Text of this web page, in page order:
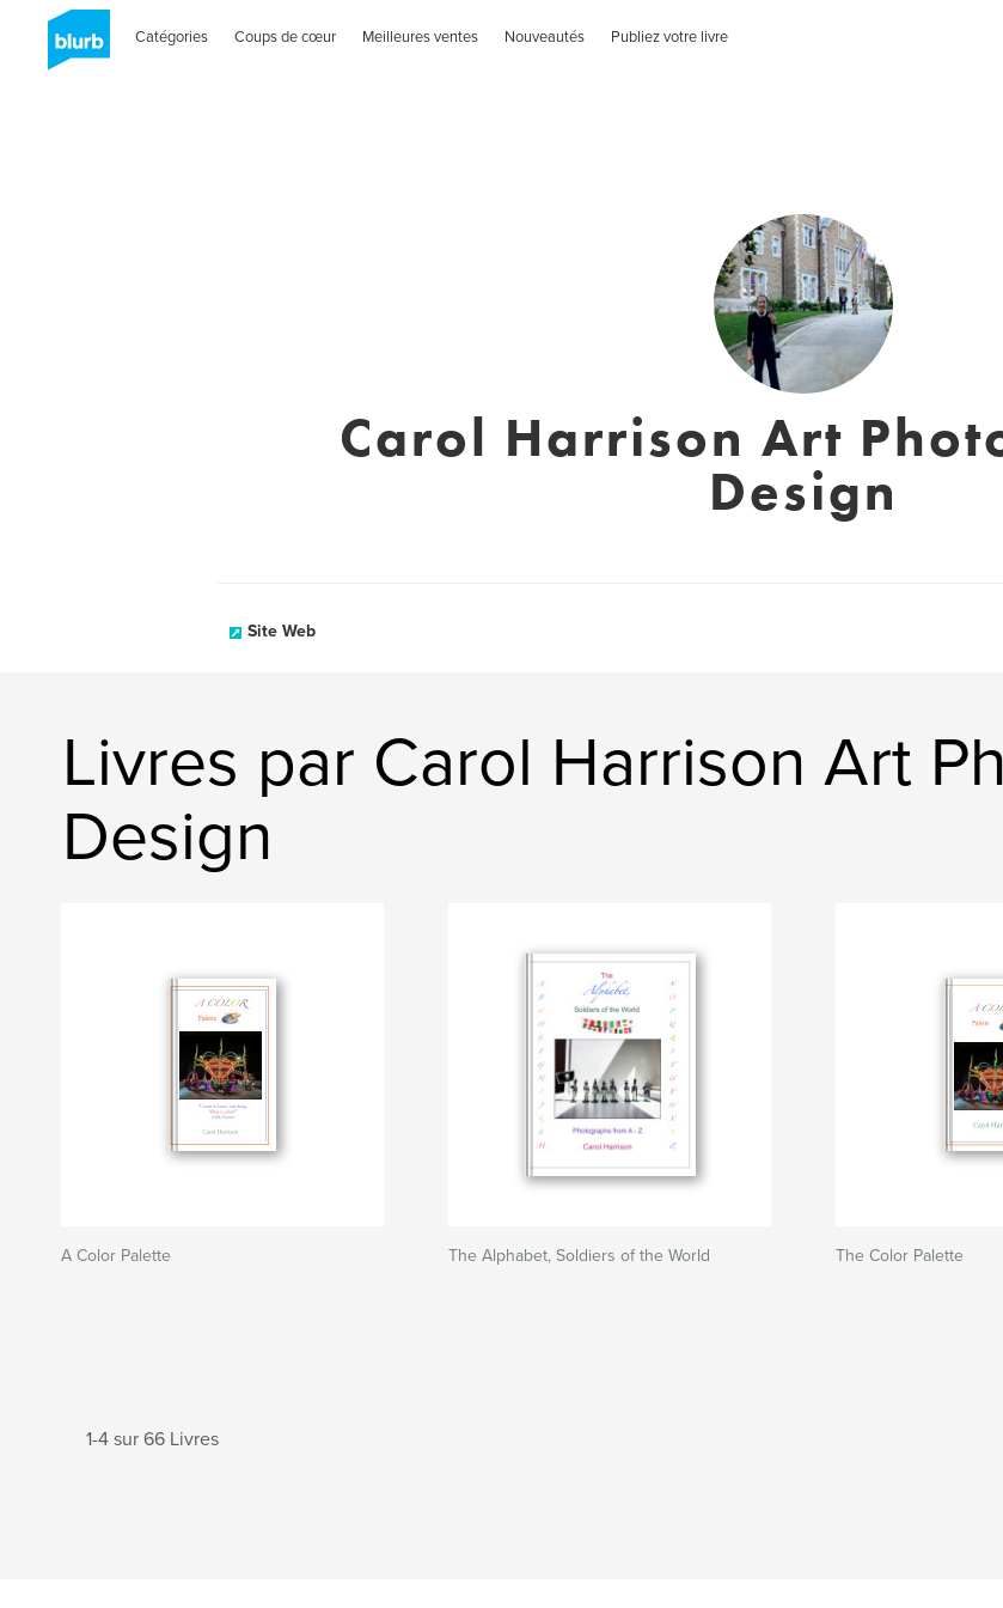
Catégories Coups de cœur Meilleures ventes Nouveautés Publiez votre livre
Carol Harrison Art
Design
Site Web
Livres par Carol Harrison Art
Design
A Color Palette The Alphabet, Soldiers of the World The Color Palette
1-4 sur 66 Livres